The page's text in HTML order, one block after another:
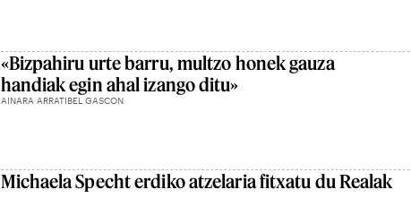
«Bizpahiru urte barru, multzo honek gauza
handiak egin ahal izango ditu»
AINARA ARRATIBEL GASCON
Michaela Specht erdiko atzelaria fitxatu du Realak